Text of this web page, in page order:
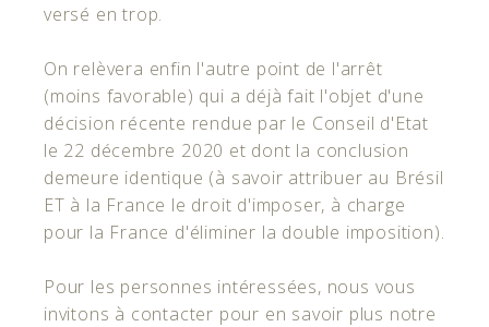
versé en trop.
On relèvera enfin l'autre point de l'arrêt
(moins favorable) qui a déjà fait l'objet d'une
décision récente rendue par le Conseil d'Etat
le 22 décembre 2020 et dont la conclusion
demeure identique (à savoir attribuer au Brésil
ET à la France le droit d'imposer, à charge
pour la France d'éliminer la double imposition).
Pour les personnes intéressées, nous vous
invitons à contacter pour en savoir plus notre